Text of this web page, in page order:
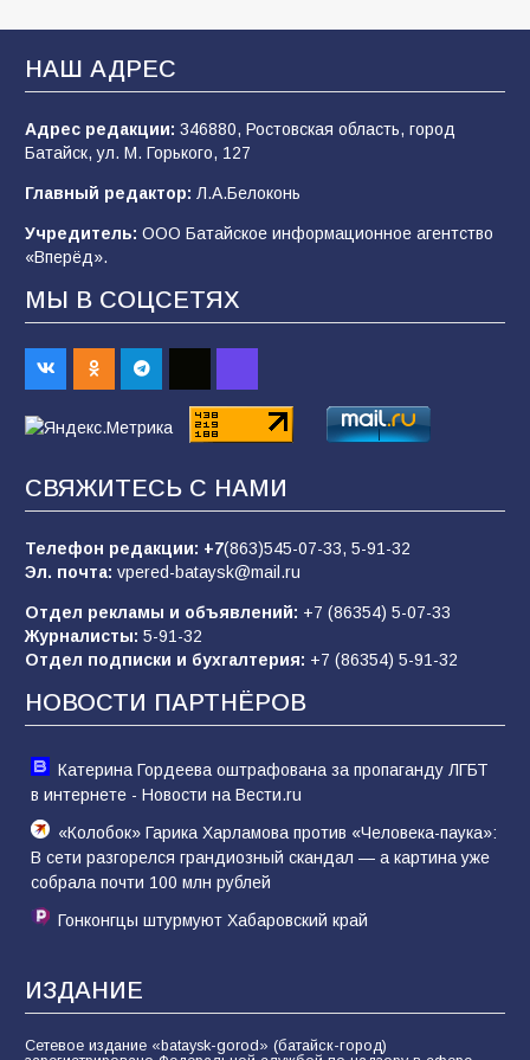
В Батайске продолжаются дорожные работы
100 04.08.2026
после выборов: в Госдуме дали ответ
94 06.08.2026
«Пургу нести — не поля переходить»: почему
заявления о мобилизации — это
пропагандистский вброс
01.08.2026
«Слухами Москву не возьмёшь»: почему
заявления Киева о мобилизации — это
отчаяние, а не разведка
81 02.08.2026
Морской квест в детском саду: как
воспитанники спасали Нептуна
74 01.08.2026
НАШ АДРЕС
Адрес редакции: 346880, Ростовская область, город
Батайск, ул. М. Горького, 127
Главный редактор: Л.А.Белоконь
Учредитель: ООО Батайское информационное агентство
«Вперёд».
МЫ В СОЦСЕТЯХ
СВЯЖИТЕСЬ С НАМИ
Телефон редакции: +7(863)545-07-33, 5-91-32
Эл. почта: vpered-bataysk@mail.ru
Отдел рекламы и объявлений: +7 (86354) 5-07-33
Журналисты: 5-91-32
Отдел подписки и бухгалтерия: +7 (86354) 5-91-32
НОВОСТИ ПАРТНЁРОВ
Катерина Гордеева оштрафована за пропаганду ЛГБТ
в интернете - Новости на Вести.ru
«Колобок» Гарика Харламова против «Человека-паука»:
В сети разгорелся грандиозный скандал — а картина уже
собрала почти 100 млн рублей
Гонконгцы штурмуют Хабаровский край
ИЗДАНИЕ
Сетевое издание «bataysk-gorod» (батайск-город)